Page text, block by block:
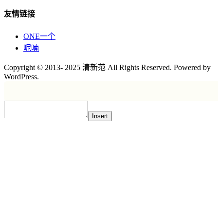
友情链接
ONE一个
呢喃
Copyright © 2013- 2025 清新范 All Rights Reserved. Powered by
WordPress.
Insert